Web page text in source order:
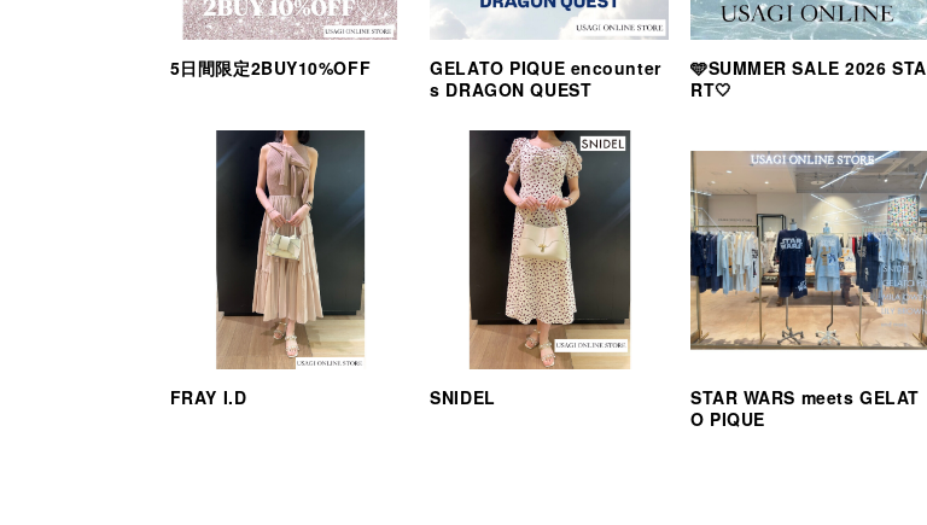
5日間限定2BUY10%OFF
GELATO PIQUE encounter
s DRAGON QUEST
🩵SUMMER SALE 2026 STA
RT🤍
FRAY I.D SNIDEL
STAR WARS meets GELAT
O PIQUE